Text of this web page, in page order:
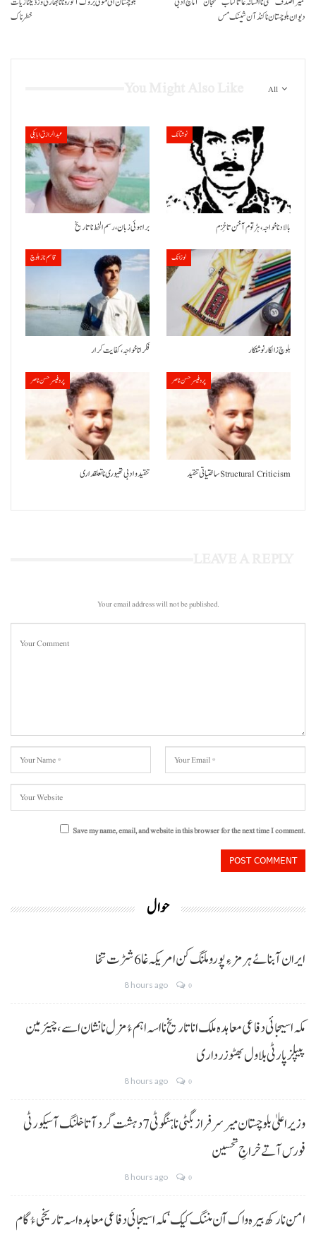
خطرناک
دیوان بلوچستان نا کنڈ آن شینک مس
All
عبدالرازق ابابکی
براہوئی زبان ،رسم الخط نا تاریخ
نوشتانک
بالاد نا خواجہ، ہڑتوم آ خن تا خِزم
قاسم ناز بلوچ
فکر انا خواجہ، کفایت کرار
لوزانک
بلوچ زالکار نوشتکار
پروفیسر حسن ناصر
تنقید و ادبی تھیوری نا تعلقداری
پروفیسر حسن ناصر
ساختیاتی تنقید Structural Criticism
Your email address will not be published.
Save my name, email, and website in this browser for the next time I comment.
حوال
ایران آبنائے ہرمز ءِ پورو ملنگ کن امریکہ غا 6 شڑت تخا
8 hours ago 0
مکہ اسیجائی دفاعی معاہدہ ملک انا تاریخ نا اسہ اہم ءُ مزل نا نشان اسے، چیئرمین
پیپلز پارٹی بلاول بھٹو زرداری
8 hours ago 0
وزیراعلیٰ بلوچستان میر سرفراز بگٹی نا ہنگو ٹی 7 دہشت گرد آتا خلنگ آ سیکورٹی
فورس آتے خراجِ تحسین
8 hours ago 0
امن نا رکھ بیرہ واک آن مننگ کیک‘ مکہ اسیجائی دفاعی معاہدہ اسہ تاریخی ءُ گام